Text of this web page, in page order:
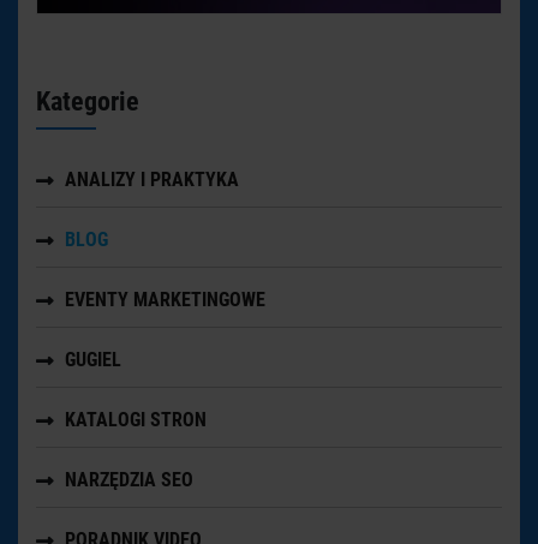
Kategorie
ANALIZY I PRAKTYKA
BLOG
EVENTY MARKETINGOWE
GUGIEL
KATALOGI STRON
NARZĘDZIA SEO
PORADNIK VIDEO